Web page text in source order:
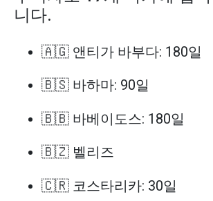
니다.
🇦🇬 앤티가 바부다: 180일
🇧🇸 바하마: 90일
🇧🇧 바베이도스: 180일
🇧🇿 벨리즈
🇨🇷 코스타리카: 30일